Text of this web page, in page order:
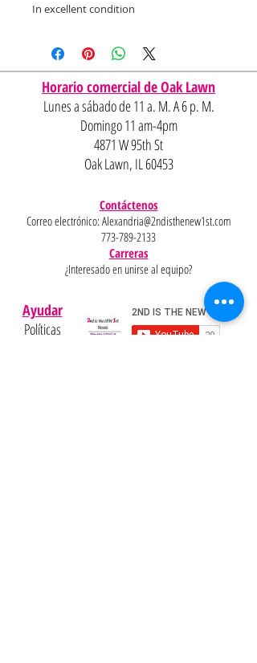
In excellent condition
Horario comercial de Oak Lawn
Lunes a sábado de 11 a. M. A 6 p. M.
Domingo 11 am-4pm
4871 W 95th St
Oak Lawn, IL 60453
Contáctenos
Correo electrónico: Alexandria@2ndisthenew1st.com
773-789-2133
Carreras
¿Interesado en unirse al equipo?
Ayudar
Políticas